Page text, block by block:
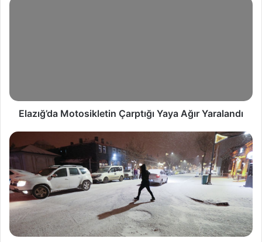
Elazığ’da Motosikletin Çarptığı Yaya Ağır Yaralandı